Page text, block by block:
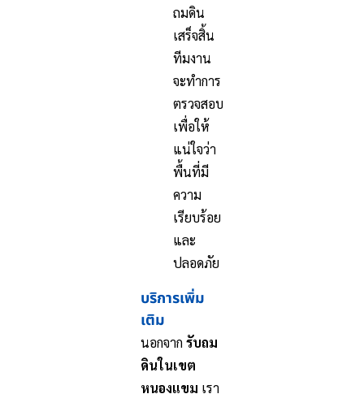
ถมดิน
เสร็จสิ้น
ทีมงาน
จะทำการ
ตรวจสอบ
เพื่อให้
แน่ใจว่า
พื้นที่มี
ความ
เรียบร้อย
และ
ปลอดภัย
บริการเพิ่ม
เติม
นอกจาก รับถม
ดินในเขต
หนองแขม เรา